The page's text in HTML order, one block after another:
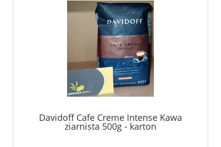
Davidoff Cafe Creme Intense Kawa
ziarnista 500g - karton